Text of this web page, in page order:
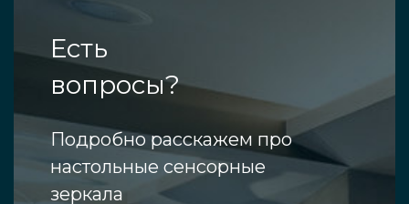
Есть
вопросы?
Подробно расскажем про
настольные сенсорные
зеркала